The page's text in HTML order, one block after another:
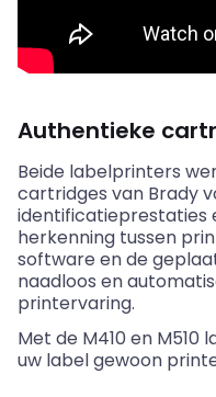
Authentieke
Beide labelprinters
cartridges van Brady
identificatieprestaties
herkenning tussen
software en de
naadloos en
printervaring.
Met de M410 en M510
uw label gewoon